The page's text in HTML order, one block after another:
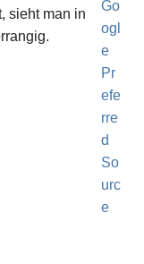
sieht man in